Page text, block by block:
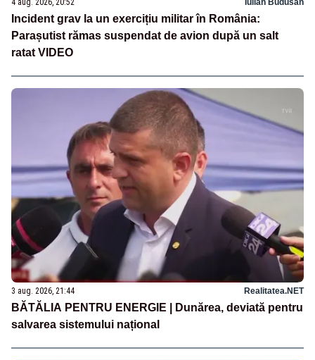
Incident grav la un exercițiu militar în România:
Parașutist rămas suspendat de avion după un salt
ratat VIDEO
3 aug. 2026, 21:44 Realitatea.NET
BĂTĂLIA PENTRU ENERGIE | Dunărea, deviată pentru
salvarea sistemului național